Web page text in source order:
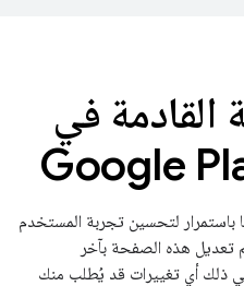
القادمة في
لتحسين تجربة المستخدم
تعديل هذه الصفحة بآخر
ذلك أي تغييرات قد يُطلب منك